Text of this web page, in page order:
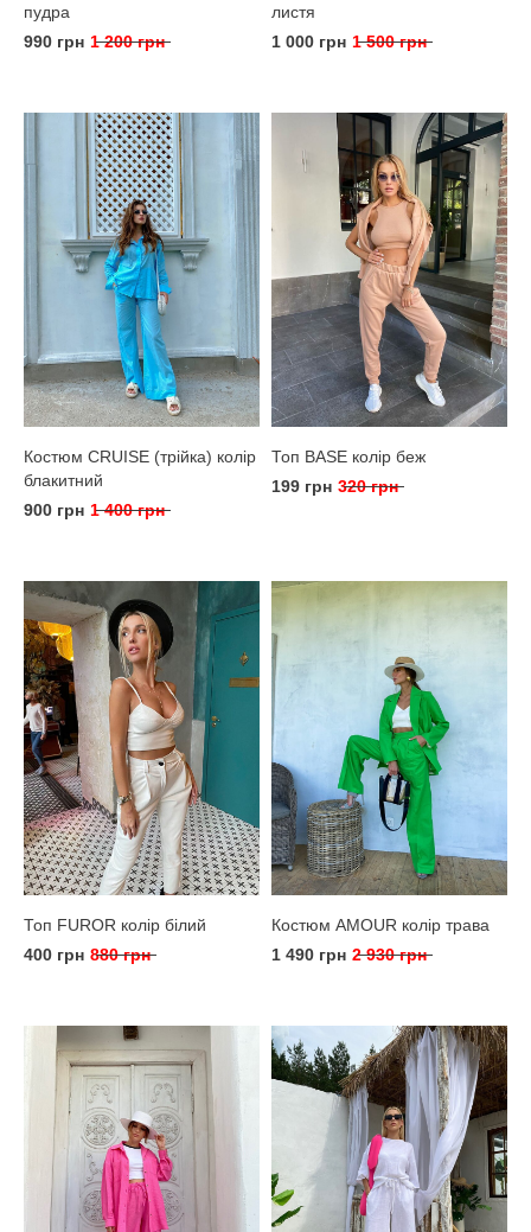
пудра
990 грн 1 200 грн
листя
1 000 грн 1 500 грн
Костюм CRUISE (трійка) колір
блакитний
900 грн 1 400 грн
Топ BASE колір беж
199 грн 320 грн
Топ FUROR колір білий
400 грн 880 грн
Костюм AMOUR колір трава
1 490 грн 2 930 грн